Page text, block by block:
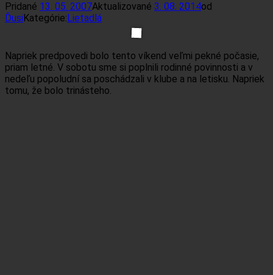
Pridané 13. 05. 2007Aktualizované 3. 08. 2014od
ĎusiKategórie:Lietadlá
Napriek predpovedi bolo tento víkend veľmi pekné počasie,
priam letné. V sobotu sme si poplnili rodinné povinnosti a v
nedeľu popoludní sa poschádzali v klube a na letisku. Napriek
tomu, že bolo trinásteho.